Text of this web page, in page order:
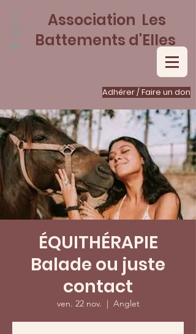
Adhérer / Faire un don
Association Les
Battements d'Elles
ÉQUITHÉRAPIE
Balade ou juste
contact
ven. 22 nov.
  |
Anglet